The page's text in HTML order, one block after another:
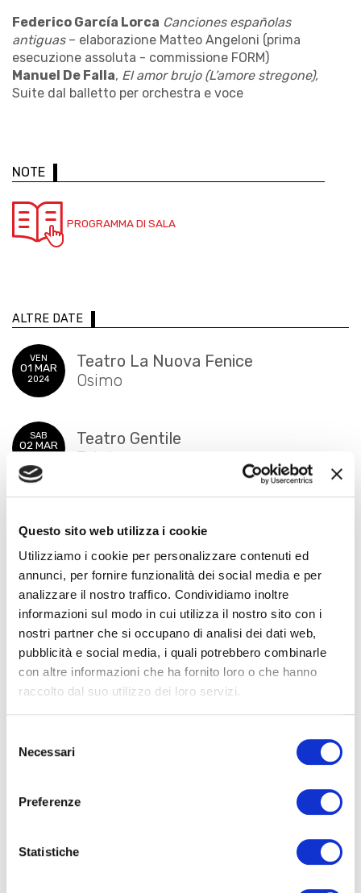
Questo sito web utilizza i cookie
Utilizziamo i cookie per personalizzare contenuti ed
annunci, per fornire funzionalità dei social media e per
analizzare il nostro traffico. Condividiamo inoltre
informazioni sul modo in cui utilizza il nostro sito con i
nostri partner che si occupano di analisi dei dati web,
pubblicità e social media, i quali potrebbero combinarle
con altre informazioni che ha fornito loro o che hanno
raccolto dal suo utilizzo dei loro servizi.
delNecessari
Preferenze
Statistiche
Federico García Lorca Canciones españolas
antiguas – elaborazione Matteo Angeloni (prima
esecuzione assoluta - commissione FORM)
Manuel De Falla, El amor brujo (L’amore stregone),
Suite dal balletto per orchestra e voce
NOTE
PROGRAMMA DI SALA
ALTRE DATE
VEN
01 MAR
2024
Teatro La Nuova Fenice
Osimo
SAB
02 MAR
Teatro Gentile
Fabriano
2024
Jesi
INTERPRETI